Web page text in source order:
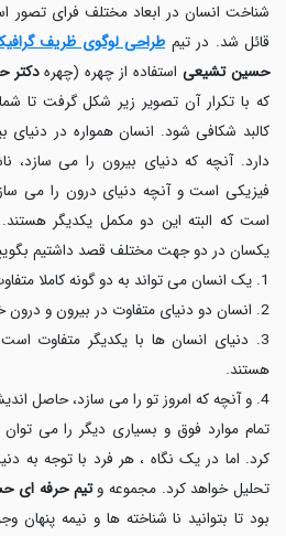
شناخت انسان در ابعاد مختلف فرای
قائل شد. در تیمطراحی لوگوی ظریف
حسین تشیعیاستفاده از چهره (چهرهدکتر
که با تکرار آن تصویر زیر شکل گرفت تا
کالبد شکافی شود. انسان همواره در دنیای
دارد. آنچه که دنیای بیرون را می سازد،
فیزیکی است و آنچه دنیای درون را می
است که البته این دو مکمل یکدیگر هستند.
یکسان در دو جهت مختلف قصد داشتیم
1. یک انسان می تواند به دو گونه کاملا متفاوت رفتار کند.
2. انسان دو دنیای متفاوت در بیرون و درون خویش دارد.
3. دنیای انسان ها با یکدیگر
هستند.
4. و آنچه که امروز تو را می سازد، حاصل اندیشه درون توست.
تمام موارد فوق و بسیاری دیگر را می
کرد. اما در یک نگاه ، هر فرد با توجه به
تحلیل خواهد کرد. مجموعه وتیم حرفه ای
بود تا بتوانید نا شناخته ها و نیمه پنهان